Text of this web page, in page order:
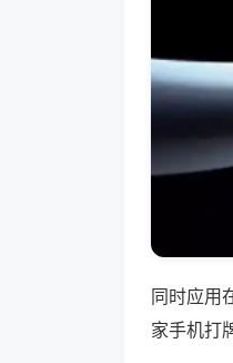
同时应用
家手机打